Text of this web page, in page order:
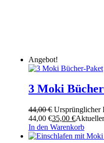
Angebot!
3 Moki
44,00€ Ursprünglicher
44,00 €35,00 €
In den Warenkorb